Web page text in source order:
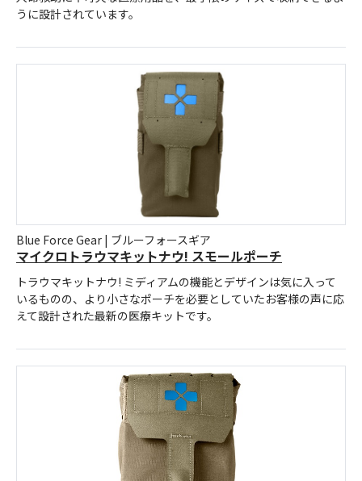
うに設計されています。
Blue Force Gear | ブルーフォースギア
マイクロトラウマキットナウ! スモールポーチ
トラウマキットナウ! ミディアムの機能とデザインは気に入って
いるものの、より小さなポーチを必要としていたお客様の声に応
えて設計された最新の医療キットです。